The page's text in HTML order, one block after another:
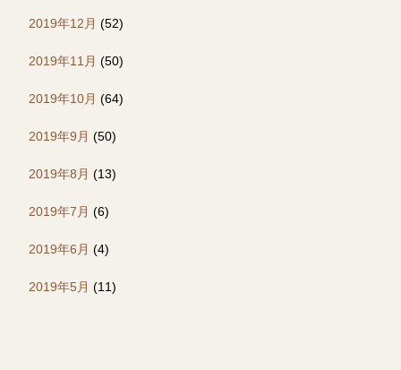
2019年12月 (52)
2019年11月 (50)
2019年10月 (64)
2019年9月 (50)
2019年8月 (13)
2019年7月 (6)
2019年6月 (4)
2019年5月 (11)